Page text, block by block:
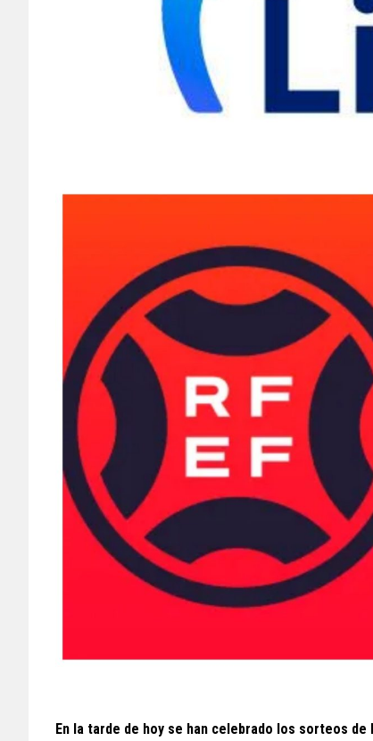
En la tarde de hoy se han celebrado los sorteos